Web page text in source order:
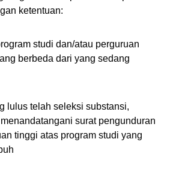
ketentuan:
studi dan/atau perguruan
berbeda dari yang sedang
lulus telah seleksi substansi,
surat pengunduran
tinggi atas program studi yang